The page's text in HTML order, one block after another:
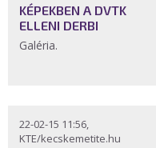
KÉPEKBEN A DVTK
ELLENI DERBI
Galéria.
22-02-15 11:56,
KTE/kecskemetite.hu